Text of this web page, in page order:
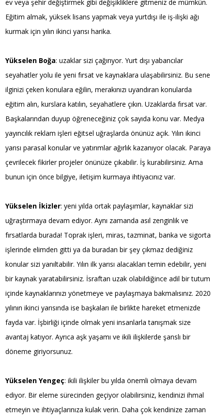
ev veya şehir değiştirmek gibi değişikliklere gitmeniz de mümkün.
Eğitim almak, yüksek lisans yapmak veya yurtdışı ile iş-ilişki ağı
kurmak için yılın ikinci yarısı harika.
Yükselen Boğa: uzaklar sizi çağırıyor. Yurt dışı yabancılar
seyahatler yolu ile yeni fırsat ve kaynaklara ulaşabilirsiniz. Bu sene
ilginizi çeken konulara eğilin, merakınızı uyandıran konularda
eğitim alın, kurslara katılın, seyahatlere çıkın. Uzaklarda fırsat var.
Başkalarından duyup öğreneceğiniz çok sayıda konu var. Medya
yayıncılık reklam işleri eğitsel uğraşlarda önünüz açık. Yılın ikinci
yarısı parasal konular ve yatırımlar ağırlık kazanıyor olacak. Paraya
çevrilecek fikirler projeler önünüze çıkabilir. İş kurabilirsiniz. Ama
bunun için önce bilgiye, iletişim kurmaya ihtiyacınız var.
Yükselen İkizler: yeni yılda ortak paylaşımlar, kaynaklar sizi
uğraştırmaya devam ediyor. Aynı zamanda asıl zenginlik ve
fırsatlarda burada! Toprak işleri, miras, tazminat, banka ve sigorta
işlerinde elimden gitti ya da buradan bir şey çıkmaz dediğiniz
konular sizi yanıltabilir. Yılın ilk yarısı alacakları temin edebilir, yeni
bir kaynak yaratabilirsiniz. İsraftan uzak olabildiğince adil bir tutum
içinde kaynaklarınızı yönetmeye ve paylaşmaya bakmalısınız. 2020
yılının ikinci yarısında ise başkaları ile birlikte hareket etmenizde
fayda var. İşbirliği içinde olmak yeni insanlarla tanışmak size
avantaj katıyor. Ayrıca aşk yaşamı ve ikili ilişkilerde şanslı bir
döneme giriyorsunuz.
Yükselen Yengeç: ikili ilişkiler bu yılda önemli olmaya devam
ediyor. Bir eleme sürecinden geçiyor olabilirsiniz, kendinizi ihmal
etmeyin ve ihtiyaçlarınıza kulak verin. Daha çok kendinize zaman